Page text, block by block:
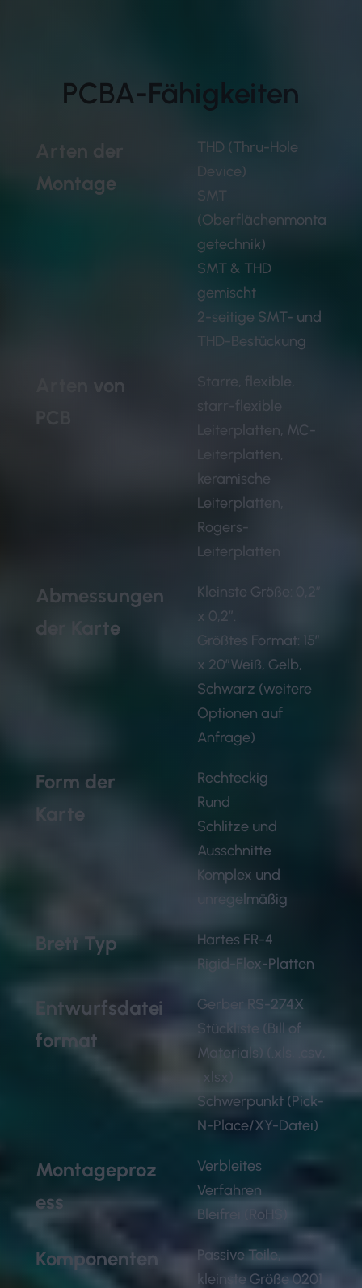
PCBA-Fähigkeiten
Arten der
Montage
THD (Thru-Hole
Device)
SMT
(Oberflächenmonta
getechnik)
SMT & THD
gemischt
2-seitige SMT- und
THD-Bestückung
Arten von
Starre, flexible,
starr-flexible
Leiterplatten, MC-
Leiterplatten,
keramische
Leiterplatten,
Rogers-
Leiterplatten
Abmessungen
der Karte
Kleinste Größe: 0,2″
x 0,2″.
Größtes Format: 15″
x 20″Weiß, Gelb,
Schwarz (weitere
Optionen auf
Anfrage)
Form der
Karte
Rechteckig
Rund
Schlitze und
Ausschnitte
Komplex und
unregelmäßig
Brett Typ
Hartes FR-4
Rigid-Flex-Platten
Entwurfsdatei
format
Gerber RS-274X
Stückliste (Bill of
Materials) (.xls, .csv,
. xlsx)
Schwerpunkt (Pick-
N-Place/XY-Datei)
Montageproz
ess
Verbleites
Verfahren
Bleifrei (RoHS)
Komponenten
Passive Teile,
kleinste Größe 0201